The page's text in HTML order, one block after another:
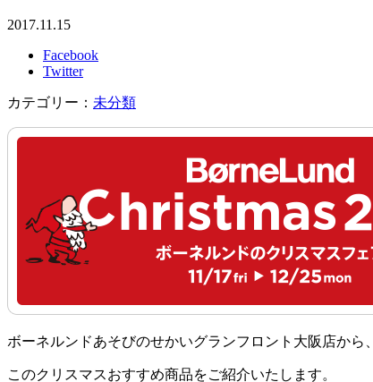
2017.11.15
Facebook
Twitter
カテゴリー： 未分類
ボーネルンドあそびのせかいグランフロント大阪店から、
このクリスマスおすすめ商品をご紹介いたします。